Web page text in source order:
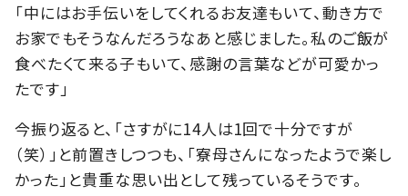
「中にはお手伝いをしてくれるお友達もいて、動き方で
お家でもそうなんだろうなあと感じました。私のご飯が
食べたくて来る子もいて、感謝の言葉などが可愛かっ
たです」
今振り返ると、「さすがに14人は1回で十分ですが
（笑）」と前置きしつつも、「寮母さんになったようで楽し
かった」と貴重な思い出として残っているそうです。